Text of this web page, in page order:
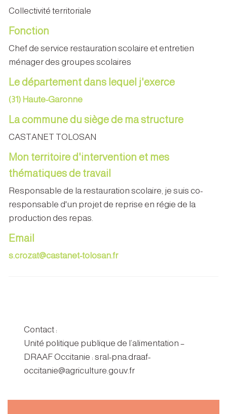
Collectivité territoriale
Fonction
Chef de service restauration scolaire et entretien
ménager des groupes scolaires
Le département dans lequel j'exerce
(31) Haute-Garonne
La commune du siège de ma structure
CASTANET TOLOSAN
Mon territoire d'intervention et mes
thématiques de travail
Responsable de la restauration scolaire, je suis co-
responsable d'un projet de reprise en régie de la
production des repas.
Email
s.crozat@castanet-tolosan.fr
Contact :
Unité politique publique de l’alimentation –
DRAAF Occitanie : sral-pna.draaf-
occitanie@agriculture.gouv.fr